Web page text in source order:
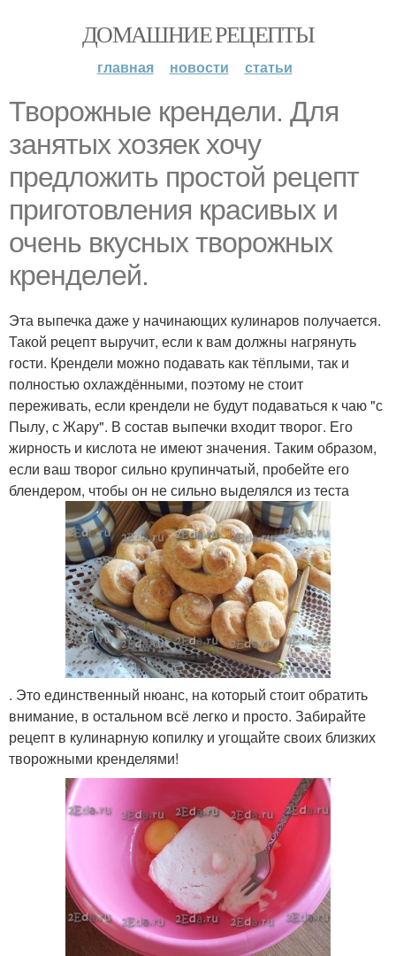
ДОМАШНИЕ РЕЦЕПТЫ
главная новости статьи
Творожные крендели. Для
занятых хозяек хочу
предложить простой рецепт
приготовления красивых и
очень вкусных творожных
кренделей.
Эта выпечка даже у начинающих кулинаров получается.
Такой рецепт выручит, если к вам должны нагрянуть
гости. Крендели можно подавать как тёплыми, так и
полностью охлаждёнными, поэтому не стоит
переживать, если крендели не будут подаваться к чаю "с
Пылу, с Жару". В состав выпечки входит творог. Его
жирность и кислота не имеют значения. Таким образом,
если ваш творог сильно крупинчатый, пробейте его
блендером, чтобы он не сильно выделялся из теста
. Это единственный нюанс, на который стоит обратить
внимание, в остальном всё легко и просто. Забирайте
рецепт в кулинарную копилку и угощайте своих близких
творожными кренделями!